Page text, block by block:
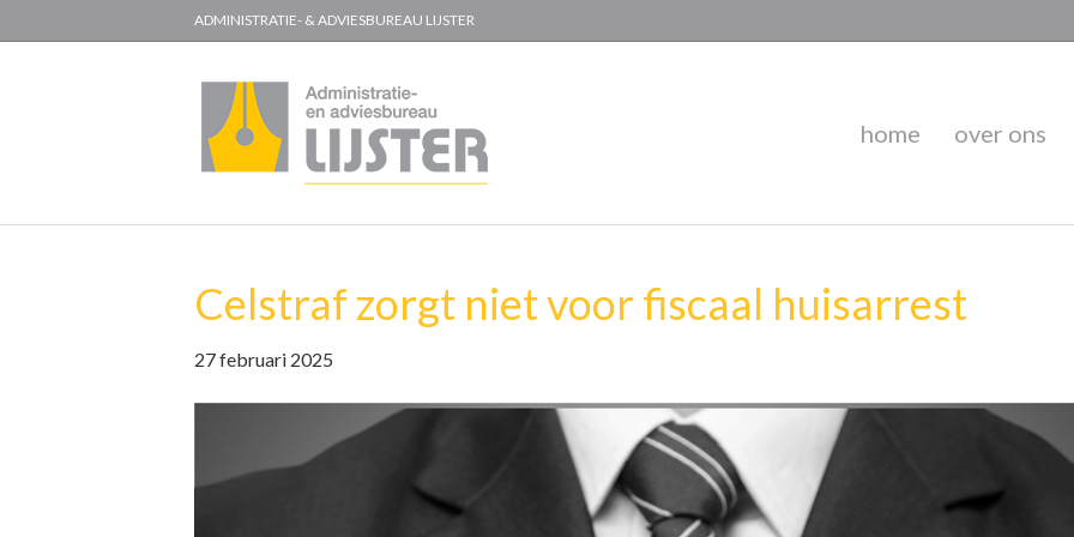
ADMINISTRATIE- & ADVIESBUREAU LIJSTER
home over ons
Celstraf zorgt niet voor fiscaal huisarrest
27 februari 2025